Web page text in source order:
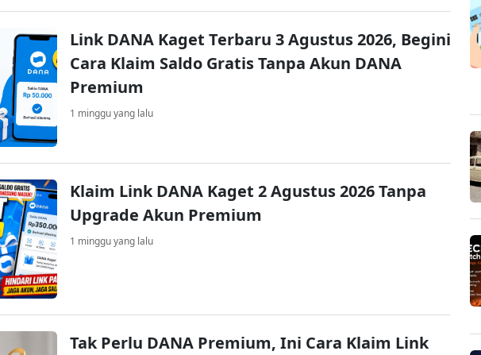
Link DANA Kaget Terbaru 3 Agustus 2026, Begini
Cara Klaim Saldo Gratis Tanpa Akun DANA
Premium
1 minggu yang lalu
Klaim Link DANA Kaget 2 Agustus 2026 Tanpa
Upgrade Akun Premium
1 minggu yang lalu
Tak Perlu DANA Premium, Ini Cara Klaim Link